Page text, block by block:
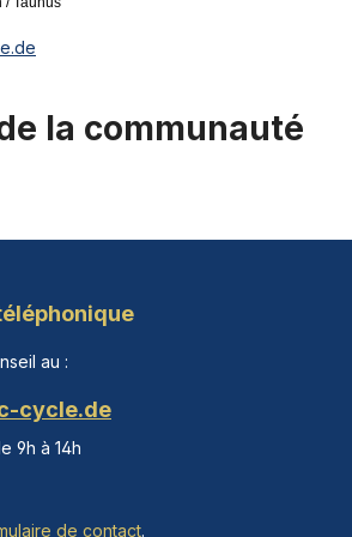
la communauté
au :
cycle.de
9h à 14h
de contact.